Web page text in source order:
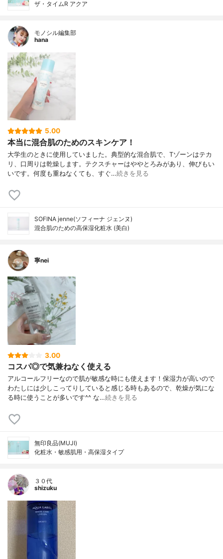
ザ・タイムR アクア
モノシル編集部
hana
5.00
本当に混合肌のためのスキンケア！
大学生のときに使用していました。典型的な混合肌で、Tゾーンはテカ
リ、口周りは乾燥します。テクスチャーはややとろみがあり、伸びもい
いです。何度も重ねなくても、すぐ…続きを見る
SOFINA jenne(ソフィーナ ジェンヌ)
混合肌のための高保湿化粧水 (美白)
寧nei
3.00
コスパ◎で気兼ねなく使える
アルコールフリーなので肌が敏感な時にも使えます！保湿力が高いので
わたしには少しこってりしていると感じる時もあるので、乾燥が気にな
る時に使うことが多いです^^ な…続きを見る
無印良品(MUJI)
化粧水・敏感肌用・高保湿タイプ
３０代
shizuku